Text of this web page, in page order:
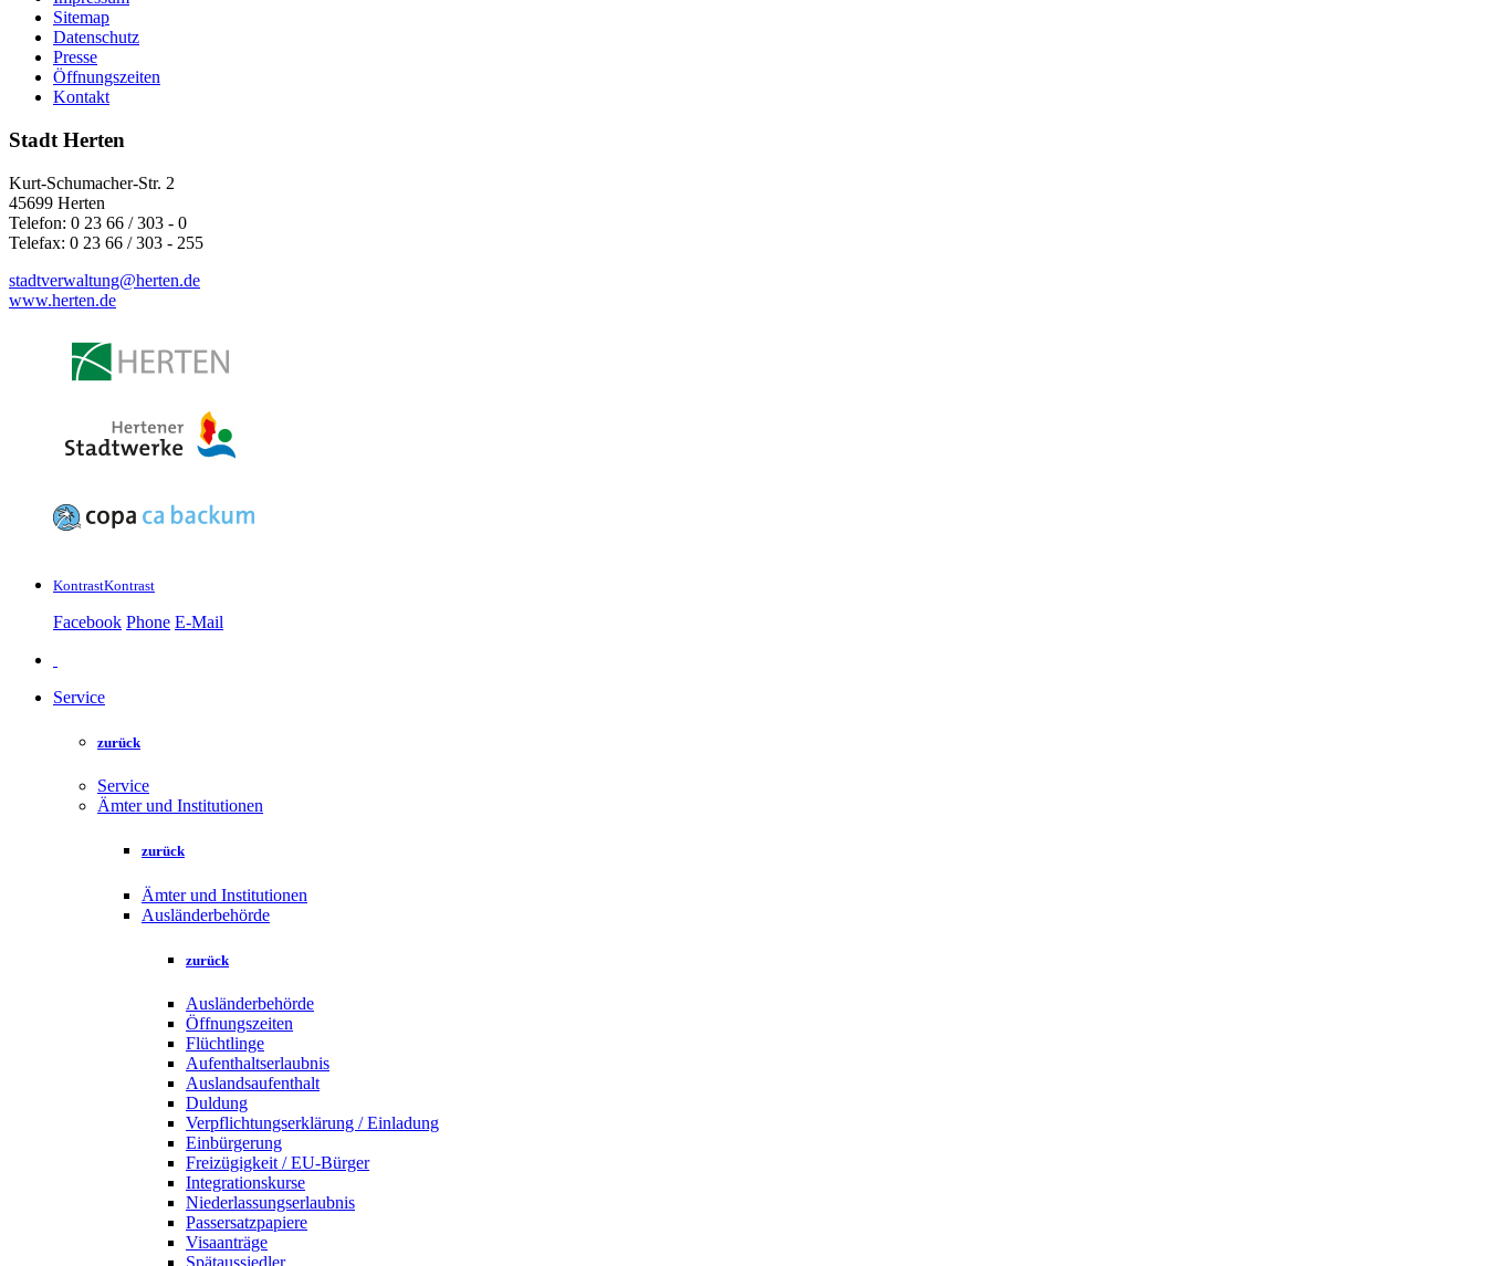
Sitemap
Datenschutz
Presse
Öffnungszeiten
Kontakt
Stadt Herten
Kurt-Schumacher-Str. 2
45699 Herten
Telefon: 0 23 66 / 303 - 0
Telefax: 0 23 66 / 303 - 255
stadtverwaltung@herten.de
www.herten.de
KontrastKontrast
Facebook Phone E-Mail
Service
zurück
Service
Ämter und Institutionen
zurück
Ämter und Institutionen
Ausländerbehörde
zurück
Ausländerbehörde
Öffnungszeiten
Flüchtlinge
Aufenthaltserlaubnis
Auslandsaufenthalt
Duldung
Verpflichtungserklärung / Einladung
Einbürgerung
Freizügigkeit / EU-Bürger
Integrationskurse
Niederlassungserlaubnis
Passersatzpapiere
Visaanträge
Spätaussiedler